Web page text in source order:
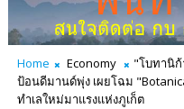
Home Economy
"โบทานิ
ป้อนดีมานด์พุ่ง เผยโฉม
ทำเลใหม่มาแรงแห่งภูเก็ต